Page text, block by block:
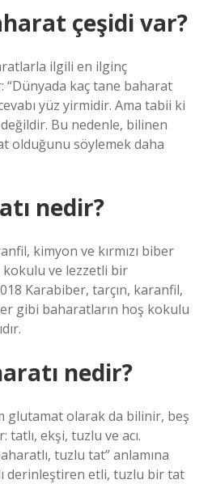
çeşidi var?
ilgili en ilginç
kaç tane baharat
yüz yirmidir. Ama tabii ki
Bu nedenle, bilinen
olduğunu söylemek daha
nedir?
kimyon ve kırmızı biber
ve lezzetli bir
Karabiber, tarçın, karanfil,
gibi baharatların hoş kokulu
nedir?
glutamat olarak da bilinir, beş
ekşi, tuzlu ve acı.
tuzlu tat” anlamına
derinleştiren etli, tuzlu bir tat